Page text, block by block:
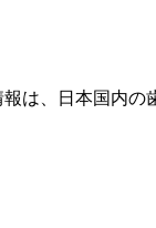
は、日本国内